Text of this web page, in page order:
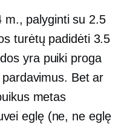
palyginti su 2.5
turėtų padidėti 3.5
yra puiki proga
Bet ar
metas
eglę (ne, ne eglę